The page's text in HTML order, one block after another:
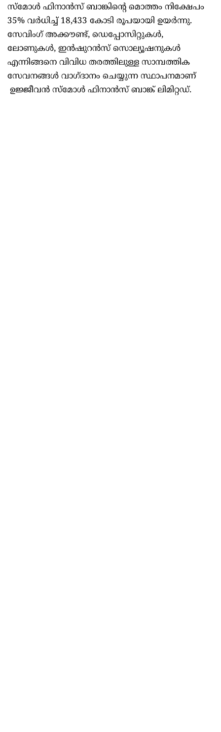
സ്മോൾ ഫിനാൻസ് ബാങ്കിന്റെ മൊത്തം നിക്ഷേപം
35% വർധിച്ച് 18,433 കോടി രൂപയായി ഉയർന്നു.
സേവിംഗ് അക്കൗണ്ട്, ഡെപ്പോസിറ്റുകൾ,
ലോണുകൾ, ഇൻഷുറൻസ് സൊല്യൂഷനുകൾ
എന്നിങ്ങനെ വിവിധ തരത്തിലുള്ള സാമ്പത്തിക
സേവനങ്ങൾ വാഗ്ദാനം ചെയ്യുന്ന സ്ഥാപനമാണ്
ഉജ്ജീവൻ സ്മോൾ ഫിനാൻസ് ബാങ്ക് ലിമിറ്റഡ്.